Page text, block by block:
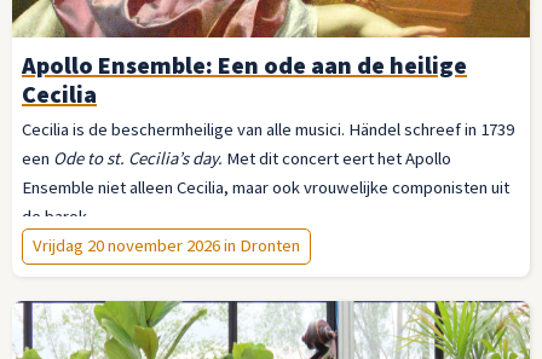
Apollo Ensemble: Een ode aan de heilige
Cecilia
Cecilia is de beschermheilige van alle musici. Händel schreef in 1739
een Ode to st. Cecilia’s day. Met dit concert eert het Apollo
Ensemble niet alleen Cecilia, maar ook vrouwelijke componisten uit
de barok.
Vrijdag 20 november 2026 in Dronten